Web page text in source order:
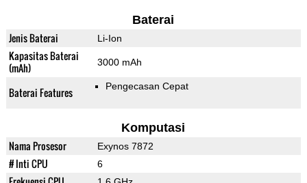
Baterai
Jenis Baterai Li-Ion
Kapasitas Baterai
(mAh)
3000 mAh
Baterai Features Pengecasan Cepat
Komputasi
Nama Prosesor Exynos 7872
# Inti CPU 6